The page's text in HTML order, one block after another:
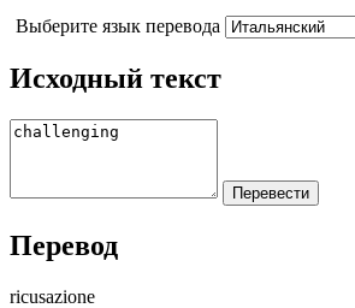
Выберите язык перевода
Исходный текст
Перевод
ricusazione